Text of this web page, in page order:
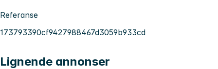
Referanse
173793390cf9427988467d3059b933cd
Lignende annonser